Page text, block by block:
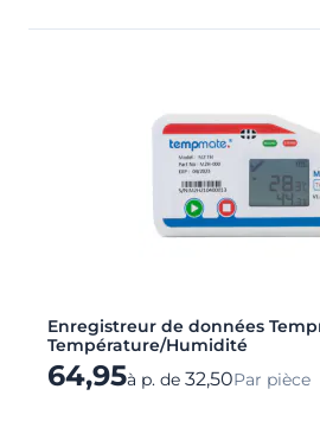
Enregistreur de données
Température/Humidité
64,95à p. de 32,50Par pièce